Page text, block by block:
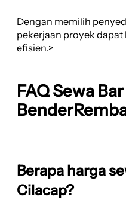
Dengan memilih
pekerjaan proyek
efisien.>
FAQ Sewa Bar
Berapa harga
Cilacap?